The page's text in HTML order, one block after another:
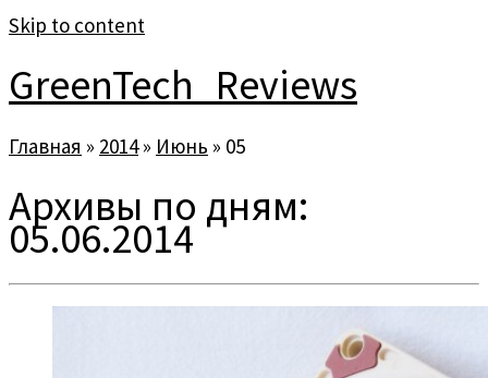
Skip to content
GreenTech_Reviews
Главная » 2014 » Июнь » 05
Архивы по дням:
05.06.2014